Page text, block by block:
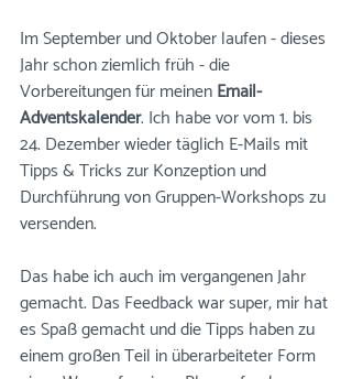
Im September und Oktober laufen - dieses
Jahr schon ziemlich früh - die
Vorbereitungen für meinen Email-
Adventskalender. Ich habe vor vom 1. bis
24. Dezember wieder täglich E-Mails mit
Tipps & Tricks zur Konzeption und
Durchführung von Gruppen-Workshops zu
versenden.
Das habe ich auch im vergangenen Jahr
gemacht. Das Feedback war super, mir hat
es Spaß gemacht und die Tipps haben zu
einem großen Teil in überarbeiteter Form